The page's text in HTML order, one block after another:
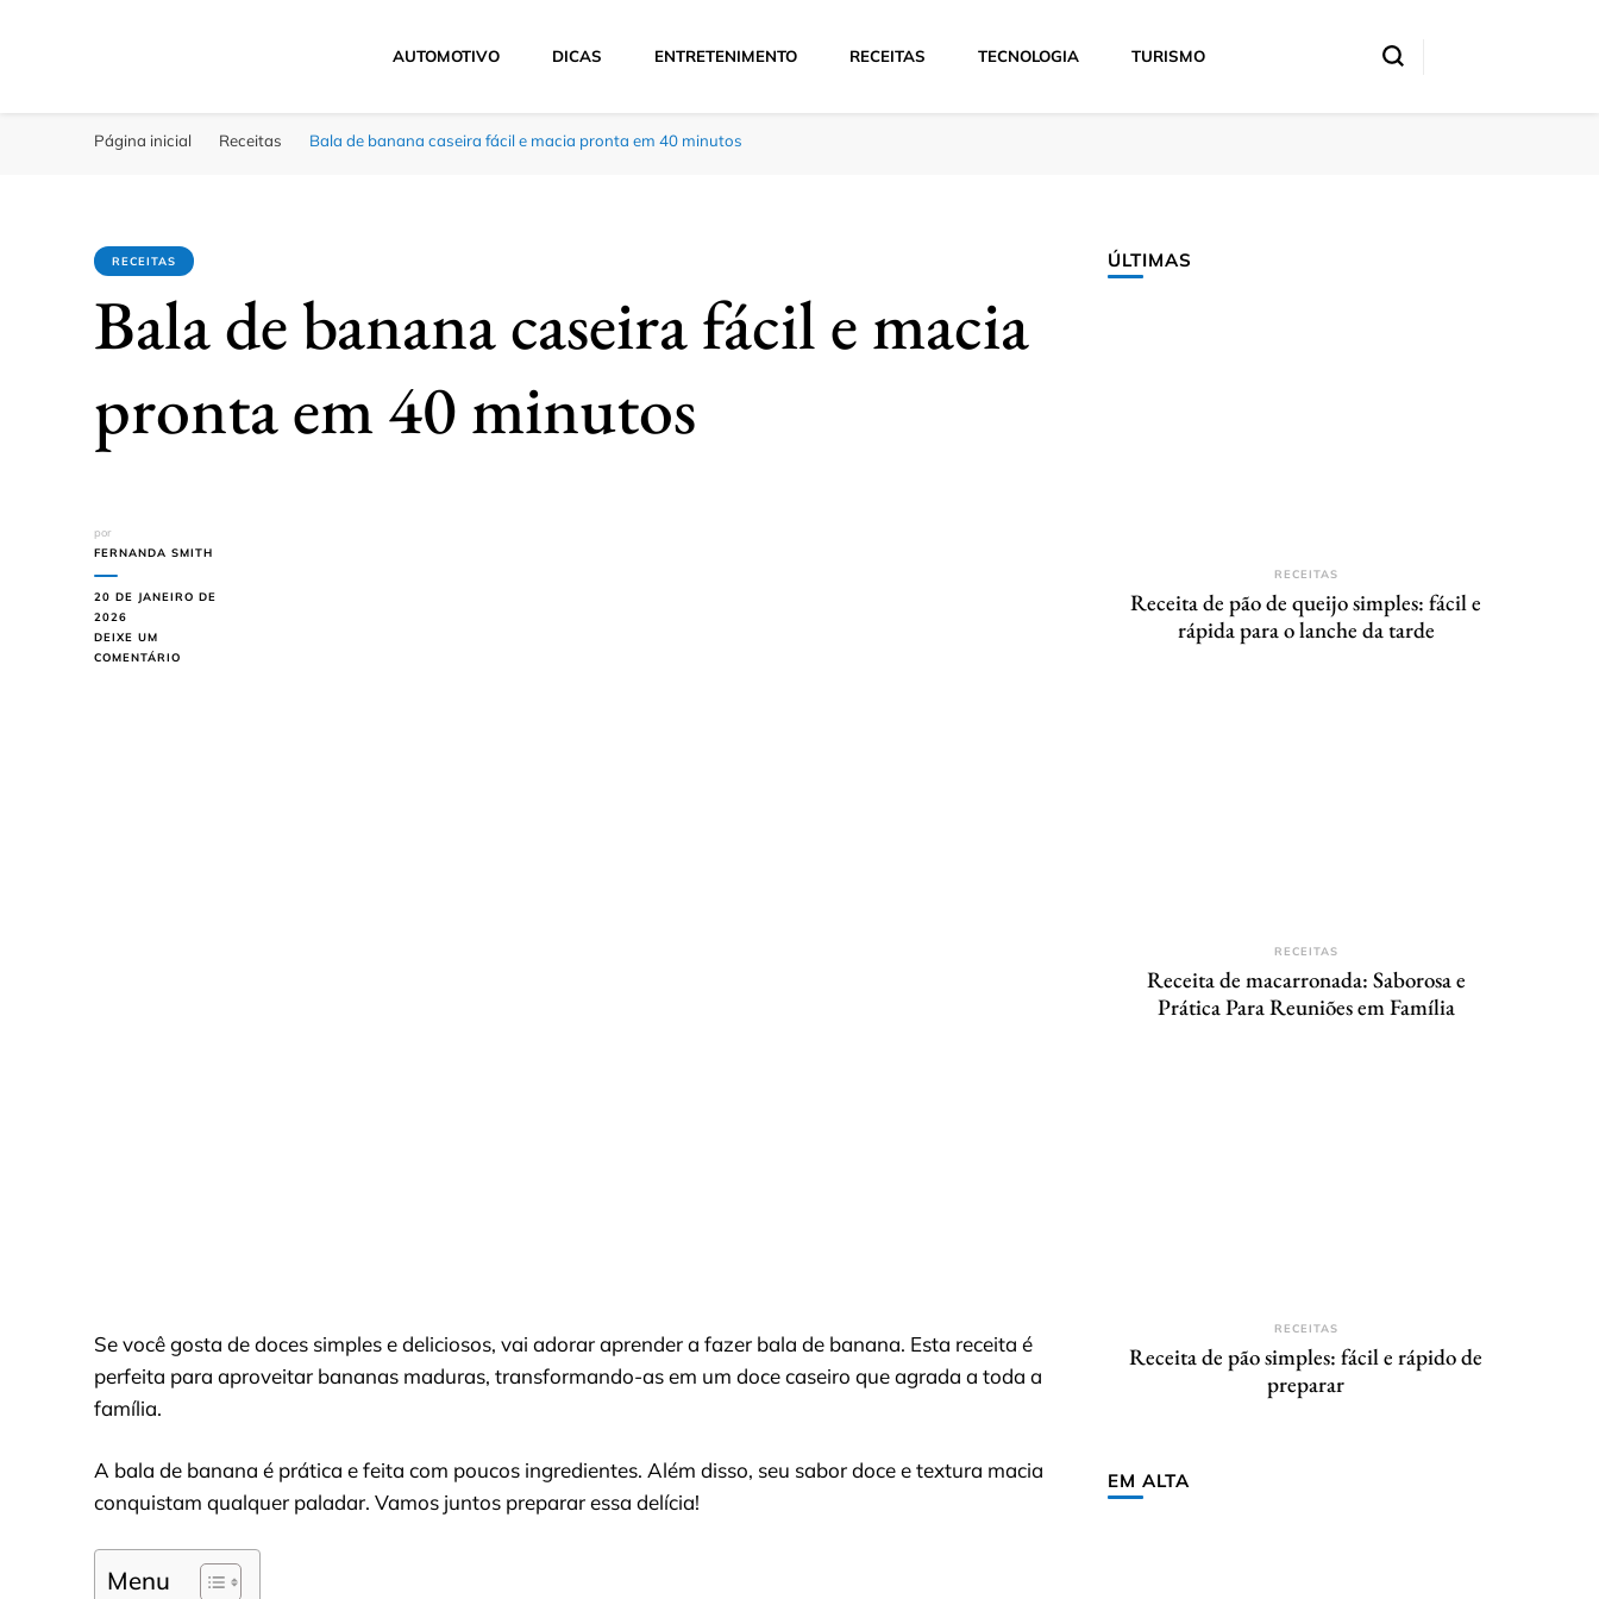
Click Bahia
AUTOMOTIVO DICAS ENTRETENIMENTO RECEITAS TECNOLOGIA TURISMO
Página inicial Receitas Bala de banana caseira fácil e macia pronta em 40 minutos
RECEITAS
Bala de banana caseira fácil e macia
pronta em 40 minutos
por
FERNANDA SMITH
20 DE JANEIRO DE
2026
DEIXE UM
COMENTÁRIO
Se você gosta de doces simples e deliciosos, vai adorar aprender a fazer bala de banana. Esta receita é
perfeita para aproveitar bananas maduras, transformando-as em um doce caseiro que agrada a toda a
família.
A bala de banana é prática e feita com poucos ingredientes. Além disso, seu sabor doce e textura macia
conquistam qualquer paladar. Vamos juntos preparar essa delícia!
Menu
ÚLTIMAS
RECEITAS
Receita de pão de queijo simples: fácil e
rápida para o lanche da tarde
RECEITAS
Receita de macarronada: Saborosa e
Prática Para Reuniões em Família
RECEITAS
Receita de pão simples: fácil e rápido de
preparar
EM ALTA